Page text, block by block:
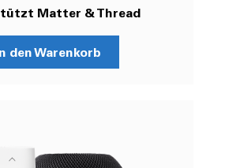
Matter & Thread
den Warenkorb